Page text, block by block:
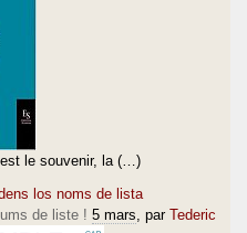
le souvenir, la (…)
los noms de lista
de liste ! 5 mars , par Tederic